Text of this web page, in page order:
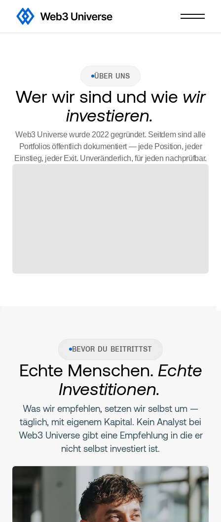
ÜBER UNS
Wer wir sind und wie wir
investieren.
Web3 Universe wurde 2022 gegründet. Seitdem sind alle
Portfolios öffentlich dokumentiert — jede Position, jeder
Einstieg, jeder Exit. Unveränderlich, für jeden nachprüfbar.
BEVOR DU BEITRITTST
Echte Menschen. Echte
Investitionen.
Was wir empfehlen, setzen wir selbst um —
täglich, mit eigenem Kapital. Kein Analyst bei
Web3 Universe gibt eine Empfehlung in die er
nicht selbst investiert ist.